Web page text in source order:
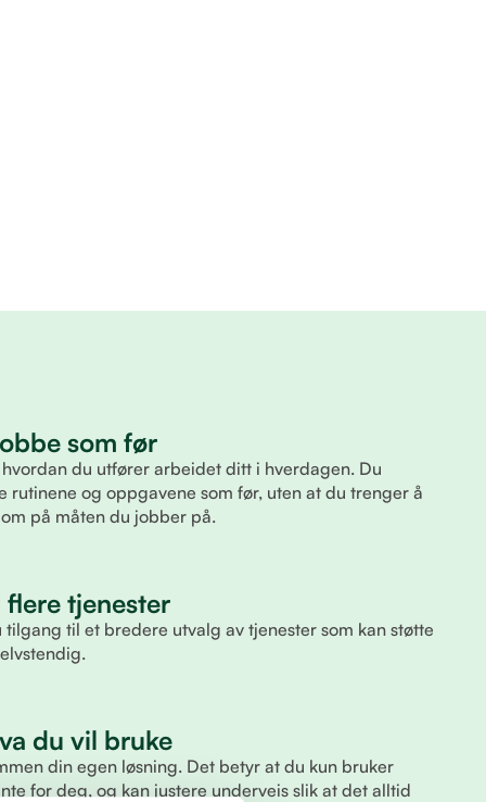
som før
du utfører arbeidet ditt i hverdagen. Du
rutinene og oppgavene som før, uten at du trenger å
på måten du jobber på.
tjenester
tilgang til et bredere utvalg av tjenester som kan støtte
du vil bruke
din egen løsning. Det betyr at du kun bruker
for deg, og kan justere underveis slik at det alltid